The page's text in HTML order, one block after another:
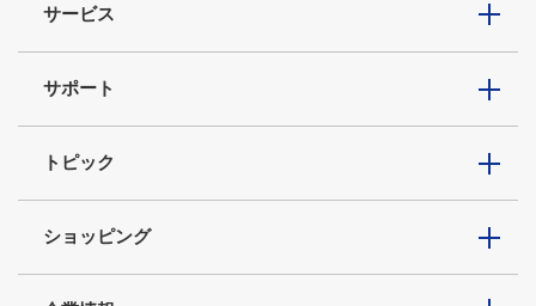
サービス
サポート
トピック
ショッピング